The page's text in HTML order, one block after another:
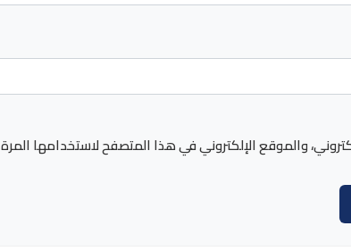
والموقع الإلكتروني في هذا المتصفح لاستخدامها المرة